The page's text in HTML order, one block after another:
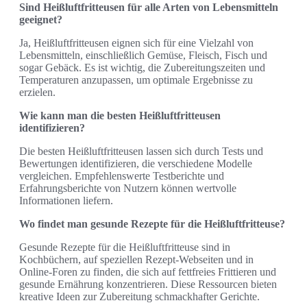
Sind Heißluftfritteusen für alle Arten von Lebensmitteln
geeignet?
Ja, Heißluftfritteusen eignen sich für eine Vielzahl von
Lebensmitteln, einschließlich Gemüse, Fleisch, Fisch und
sogar Gebäck. Es ist wichtig, die Zubereitungszeiten und
Temperaturen anzupassen, um optimale Ergebnisse zu
erzielen.
Wie kann man die besten Heißluftfritteusen
identifizieren?
Die besten Heißluftfritteusen lassen sich durch Tests und
Bewertungen identifizieren, die verschiedene Modelle
vergleichen. Empfehlenswerte Testberichte und
Erfahrungsberichte von Nutzern können wertvolle
Informationen liefern.
Wo findet man gesunde Rezepte für die Heißluftfritteuse?
Gesunde Rezepte für die Heißluftfritteuse sind in
Kochbüchern, auf speziellen Rezept-Webseiten und in
Online-Foren zu finden, die sich auf fettfreies Frittieren und
gesunde Ernährung konzentrieren. Diese Ressourcen bieten
kreative Ideen zur Zubereitung schmackhafter Gerichte.